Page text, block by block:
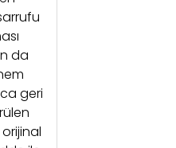
da
geri